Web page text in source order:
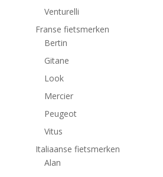
Venturelli
Franse fietsmerken
Bertin
Gitane
Look
Mercier
Peugeot
Vitus
Italiaanse fietsmerken
Alan